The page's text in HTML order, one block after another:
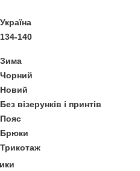
Україна
134-140
Зима
Чорний
Новий
Без візерунків і принтів
Пояс
Брюки
Трикотаж